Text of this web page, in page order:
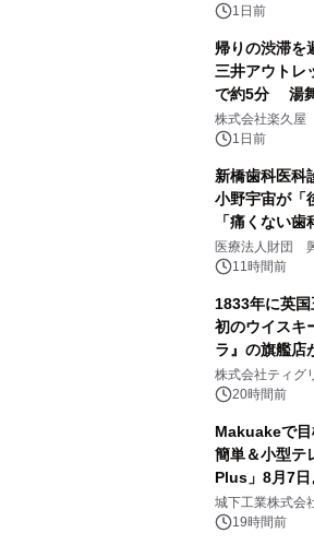
1日前
帰りの渋滞を
三井アウトレ
で約5分 湯舞
メニューを提供
株式会社楽久屋
1日前
新橋歯科医科
小野宇宙が「
「痛くない
療計画」をテ
医療法人財団
11時間前
1833年に英
初のウイスキ
ラ』の旗艦店
生 バカルデ
没入型バー「
株式会社ティグ
20時間前
Makuakeで
簡単＆小型テ
Plus」8月7日
ーブル1本つ
ぐっと豊かに
城下工業株式会
19時間前